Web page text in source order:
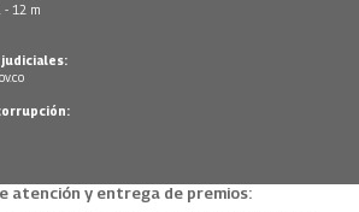
- 12 m
atención y entrega de premios: